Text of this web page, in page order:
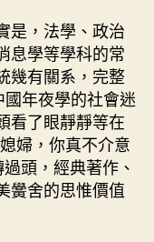
，法學、政治
息學等學科的常
幾有關系，完整
國年夜學的社會迷
看了眼靜靜等在
婦，你真不介意
頭，經典著作、
黌舍的思惟價值